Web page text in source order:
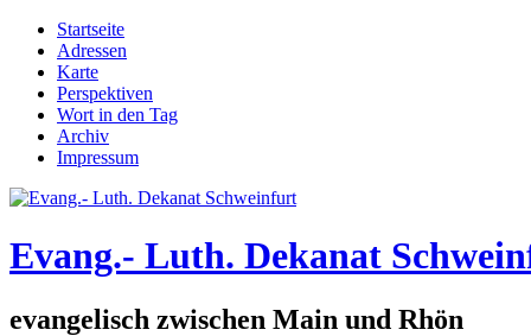
Direkt zum Inhalt
Hauptmenü
Startseite
Adressen
Karte
Perspektiven
Wort in den Tag
Archiv
Impressum
Evang.- Luth. Dekanat
evangelisch zwischen Main und Rhön